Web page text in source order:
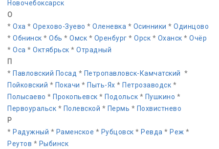
Новочебоксарск
О
* Оха * Орехово-Зуево * Оленевка * Осинники * Одинцово
* Обнинск * Обь * Омск * Оренбург * Орск * Оханск * Очёр
* Оса * Октябрьск * Отрадный
П
* Павловский Посад * Петропавловск-Камчатский *
Пойковский * Покачи * Пыть-Ях * Петрозаводск *
Полысаево * Прокопьевск * Подольск * Пушкино *
Первоуральск * Полевской * Пермь * Похвистнево
Р
* Радужный * Раменское * Рубцовск * Ревда * Реж *
Реутов * Рыбинск